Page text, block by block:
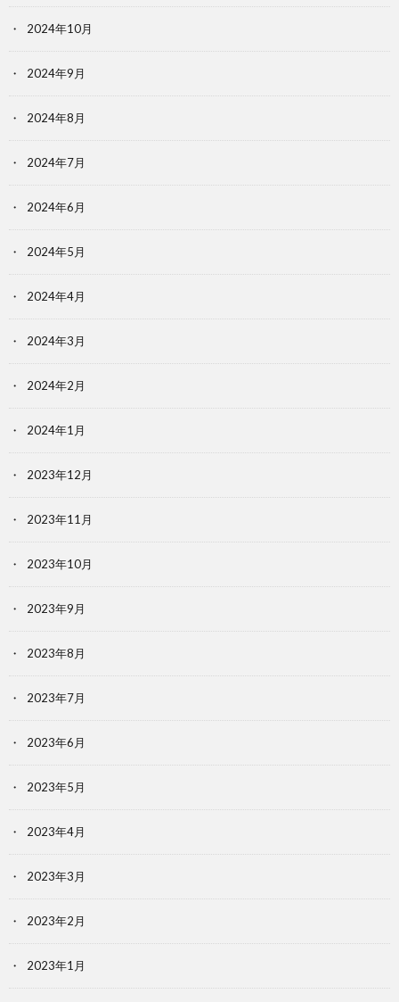
2024年10月
2024年9月
2024年8月
2024年7月
2024年6月
2024年5月
2024年4月
2024年3月
2024年2月
2024年1月
2023年12月
2023年11月
2023年10月
2023年9月
2023年8月
2023年7月
2023年6月
2023年5月
2023年4月
2023年3月
2023年2月
2023年1月